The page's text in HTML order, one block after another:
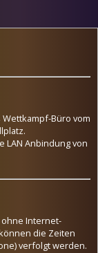
Büro vom
LAN Anbindung von
Internet-
die Zeiten
verfolgt werden.